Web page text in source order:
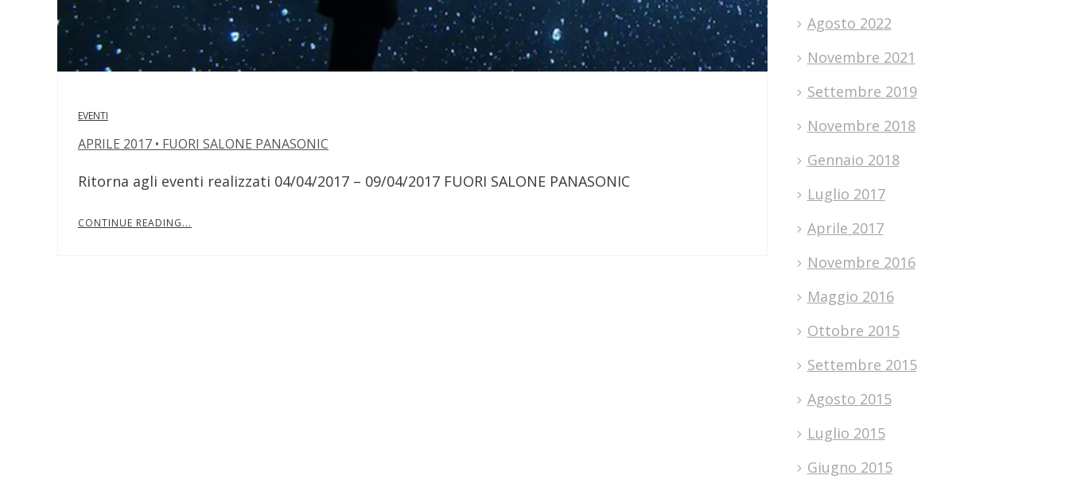
EVENTI
APRILE 2017 • FUORI SALONE PANASONIC
Ritorna agli eventi realizzati 04/04/2017 – 09/04/2017 FUORI SALONE PANASONIC
CONTINUE READING...
Agosto 2022
Novembre 2021
Settembre 2019
Novembre 2018
Gennaio 2018
Luglio 2017
Aprile 2017
Novembre 2016
Maggio 2016
Ottobre 2015
Settembre 2015
Agosto 2015
Luglio 2015
Giugno 2015